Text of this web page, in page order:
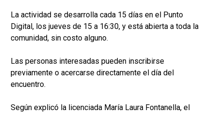
La actividad se desarrolla cada 15 días en el Punto
Digital, los jueves de 15 a 16:30, y está abierta a toda la
comunidad, sin costo alguno.
Las personas interesadas pueden inscribirse
previamente o acercarse directamente el día del
encuentro.
Según explicó la licenciada María Laura Fontanella, el